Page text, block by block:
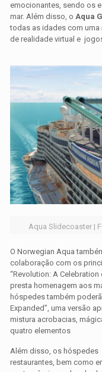
emocionantes, sendo os
mar. Além disso, oAqua
todas as idades com
de realidade virtual e
Aqua Slidecoaster |
ONorwegian Aqua
colaboração com os
“Revolution: A
presta homenagem aos
hóspedes também
Expanded”, uma versão
mistura acrobacias,
quatro elementos
Além disso, os hóspedes
restaurantes, bem como